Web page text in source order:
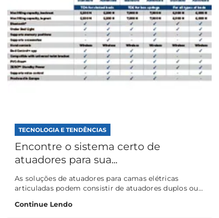
TECNOLOGIA E TENDÊNCIAS
Encontre o sistema certo de
atuadores para sua...
As soluções de atuadores para camas elétricas
articuladas podem consistir de atuadores duplos ou...
Continue Lendo